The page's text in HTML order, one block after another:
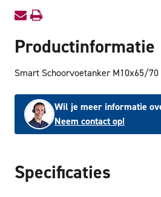
Productinformatie
Smart Schoorvoetanker M10x65/70
Wil je meer informatie
Neem contact op!
Specificaties